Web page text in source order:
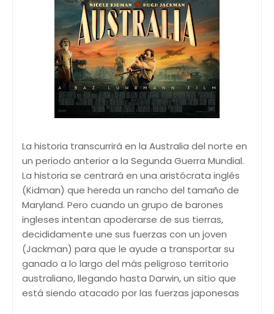
La historia transcurrirá en la Australia del norte en
un periodo anterior a la Segunda Guerra Mundial.
La historia se centrará en una aristócrata inglés
(Kidman) que hereda un rancho del tamaño de
Maryland. Pero cuando un grupo de barones
ingleses intentan apoderarse de sus tierras,
decididamente une sus fuerzas con un joven
(Jackman) para que le ayude a transportar su
ganado a lo largo del más peligroso territorio
australiano, llegando hasta Darwin, un sitio que
está siendo atacado por las fuerzas japonesas